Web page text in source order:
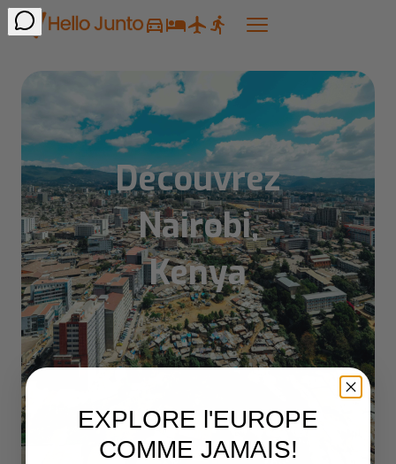
Découvrez
Nairobi,
Kenya
EXPLORE l'EUROPE
COMME JAMAIS!